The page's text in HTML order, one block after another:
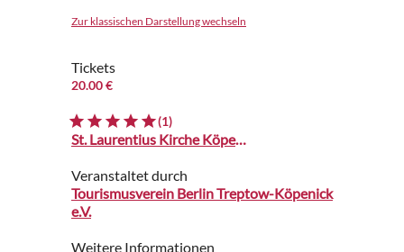
Zur klassischen Darstellung wechseln
Tickets
20.00 €
(1)
St. Laurentius Kirche Köpenick
Veranstaltet durch
Tourismusverein Berlin Treptow-Köpenick
e.V.
Weitere Informationen